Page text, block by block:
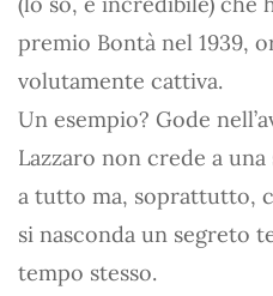
premio Bontà nel 1939,
volutamente cattiva.
Un esempio? Gode
Lazzaro non crede a
a tutto ma, soprattutto,
si nasconda un segreto
tempo stesso.